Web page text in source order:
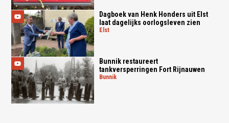
Dagboek van Henk Honders uit Elst
laat dagelijks oorlogsleven zien
elst
Bunnik restaureert
tankversperringen Fort Rijnauwen
bunnik